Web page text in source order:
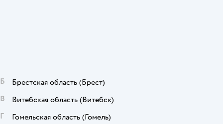
Б Брестская область (Брест)
В
Витебская область (Витебск)
Г
Гомельская область (Гомель)